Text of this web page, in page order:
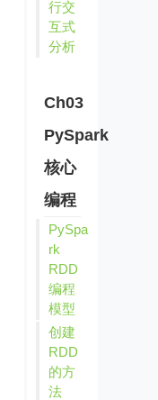
行交
互式
分析
Ch03
PySpark
核心
编程
PySpa
rk
RDD
编程
模型
创建
RDD
的方
法